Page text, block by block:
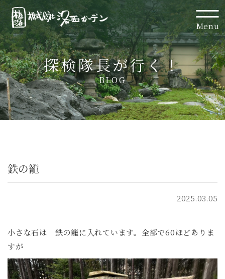
Menu
探検隊長が行く！
BLOG
鉄の籠
2025.03.05
小さな石は 鉄の籠に入れています。全部で60ほどありま
すが